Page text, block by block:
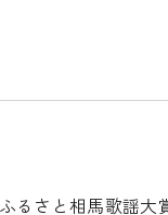
るさと相馬歌謡大